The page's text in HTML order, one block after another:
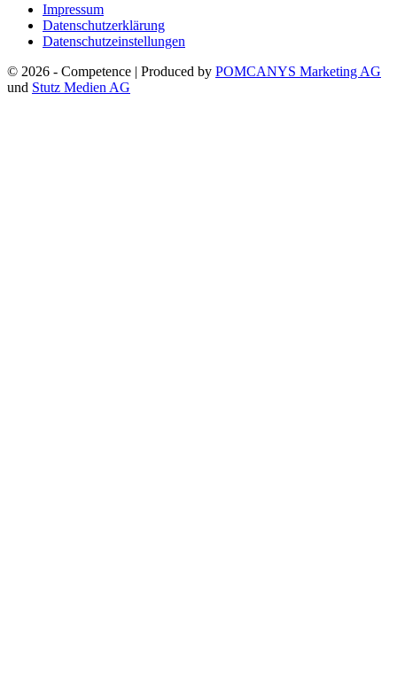
Impressum
Datenschutzerklärung
Datenschutzeinstellungen
© 2026 - Competence | Produced by POMCANYS Marketing AG
und Stutz Medien AG